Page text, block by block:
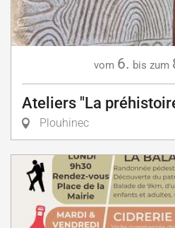
vom 6. bis zum
Ateliers "La
Plouhinec